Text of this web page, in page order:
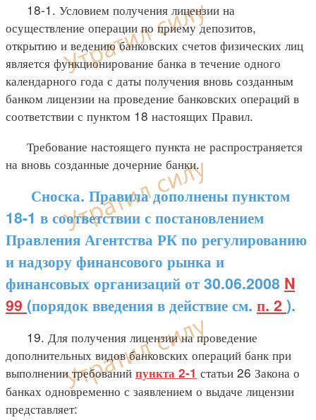
18-1. Условием получения лицензии на
осуществление операции по приему депозитов,
открытию и ведению банковских счетов физических лиц
является функционирование банка в течение одного
календарного года с даты получения вновь созданным
банком лицензии на проведение банковских операций в
соответствии с пунктом 18 настоящих Правил.
Требование настоящего пункта не распространяется
на вновь созданные дочерние банки.
Сноска. Правила дополнены пунктом
18-1 в соответствии с постановлением
Правления Агентства РК по регулированию
и надзору финансового рынка и
финансовых организаций от 30.06.2008 N
99 (порядок введения в действие см. п. 2 ).
19. Для получения лицензии на проведение
дополнительных видов банковских операций банк при
выполнении требований пункта 2-1 статьи 26 Закона о
банках одновременно с заявлением о выдаче лицензии
представляет: